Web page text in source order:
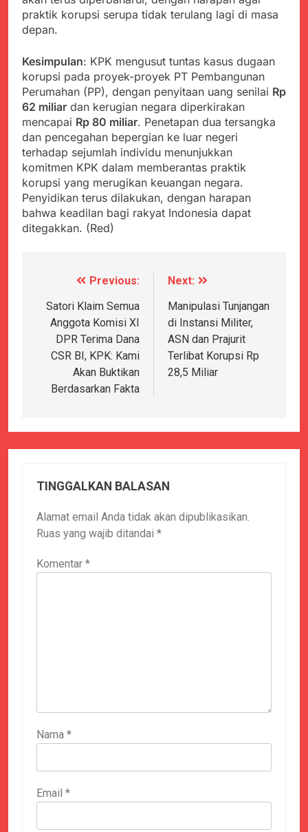
praktik korupsi serupa tidak terulang lagi di masa
depan.
Kesimpulan: KPK mengusut tuntas kasus dugaan
korupsi pada proyek-proyek PT Pembangunan
Perumahan (PP), dengan penyitaan uang senilai Rp
62 miliar dan kerugian negara diperkirakan
mencapai Rp 80 miliar. Penetapan dua tersangka
dan pencegahan bepergian ke luar negeri
terhadap sejumlah individu menunjukkan
komitmen KPK dalam memberantas praktik
korupsi yang merugikan keuangan negara.
Penyidikan terus dilakukan, dengan harapan
bahwa keadilan bagi rakyat Indonesia dapat
ditegakkan. (Red)
Navigasi
pos
Previous:
Satori Klaim Semua
Anggota Komisi XI
DPR Terima Dana
CSR BI, KPK: Kami
Akan Buktikan
Berdasarkan Fakta
Next:
Manipulasi Tunjangan
di Instansi Militer,
ASN dan Prajurit
Terlibat Korupsi Rp
28,5 Miliar
TINGGALKAN BALASAN
Alamat email Anda tidak akan dipublikasikan.
Ruas yang wajib ditandai *
Komentar *
Nama *
Email *